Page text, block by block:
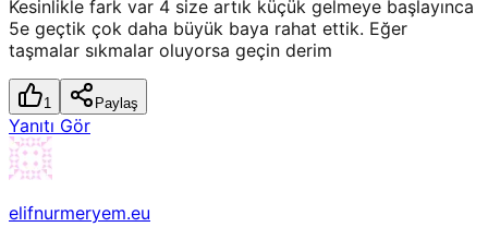
Kesinlikle fark var 4 size artık küçük gelmeye başlayınca
5e geçtik çok daha büyük baya rahat ettik. Eğer
taşmalar sıkmalar oluyorsa geçin derim
1 Paylaş
Yanıtı Gör
elifnurmeryem.eu